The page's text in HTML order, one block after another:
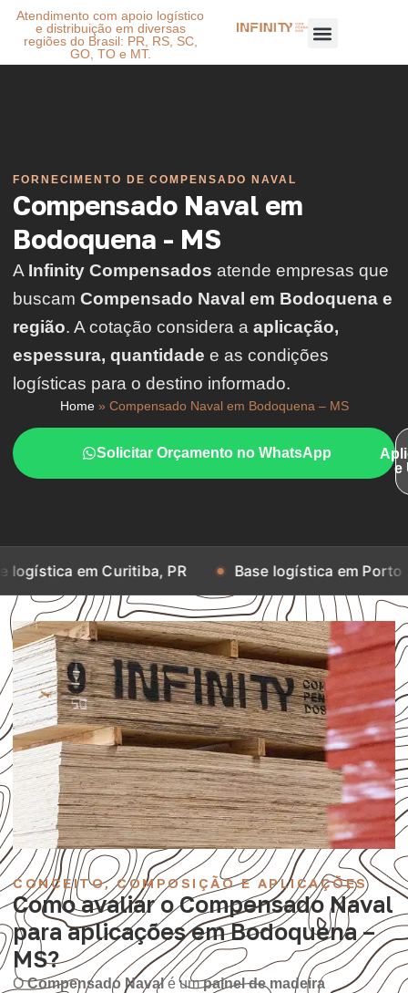
Atendimento com apoio logístico
e distribuição em diversas
regiões do Brasil: PR, RS, SC,
GO, TO e MT.
FORNECIMENTO DE COMPENSADO NAVAL
Compensado Naval em
Bodoquena - MS
A Infinity Compensados atende empresas que
buscam Compensado Naval em Bodoquena e
região. A cotação considera a aplicação,
espessura, quantidade e as condições
logísticas para o destino informado.
Home» Compensado Naval em Bodoquena – MS
Solicitar Orçamento no WhatsApp
e
Curitiba, PR Base logística em Porto Alegre, RS
CONCEITO, COMPOSIÇÃO E APLICAÇÕES
Como avaliar o Compensado Naval
para aplicações em Bodoquena –
MS?
OCompensado Navalé umpainel de madeira